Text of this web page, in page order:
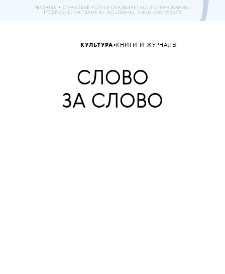
КУЛЬТУРА•КНИГИ И ЖУРНАЛЫ
СЛОВО
ЗА СЛОВО